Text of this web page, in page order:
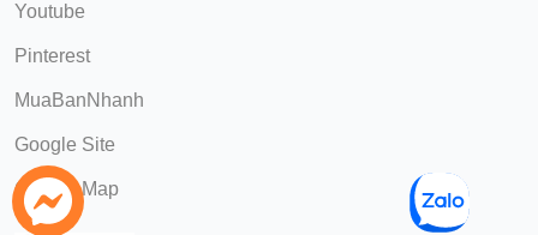
Youtube
Pinterest
MuaBanNhanh
Google Site
Google Map